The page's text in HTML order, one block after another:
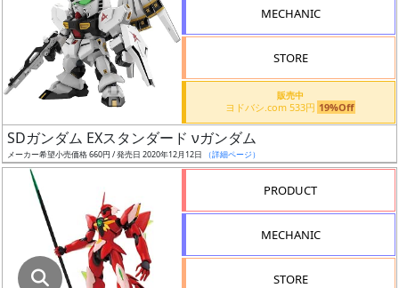
店
舗
最
安
MECHANIC
STORE
販売中
ヨドバシ.com 533円 19%Off
SDガンダム EXスタンダード νガンダム
メーカー希望小売価格 660円 / 発売日 2020年12月12日 （詳細ページ）
PRODUCT
MECHANIC
STORE